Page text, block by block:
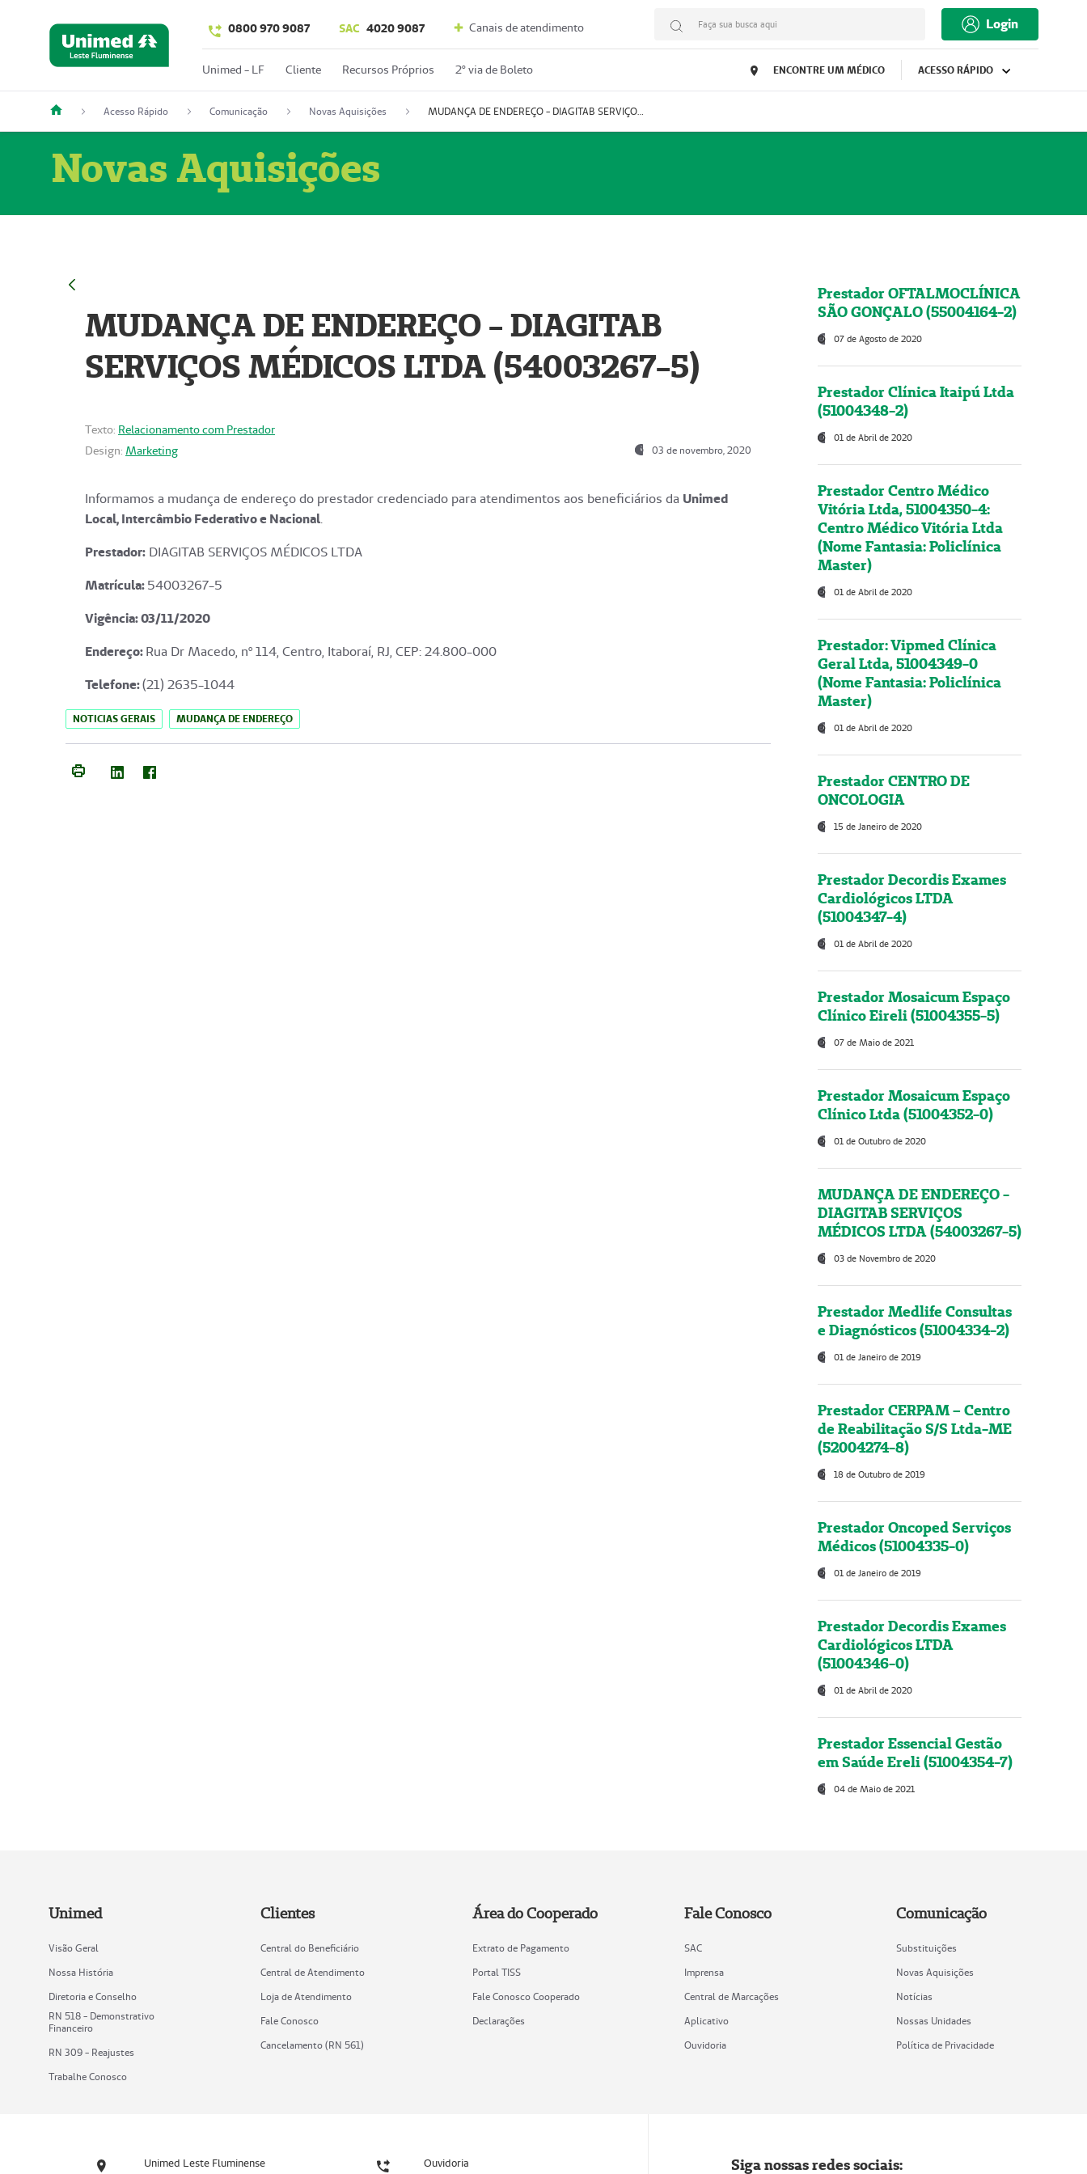
0800 970 9087 SAC 4020 9087 Canais de atendimento Faça sua busca aqui Login
Unimed - LF Cliente Recursos Próprios 2º via de Boleto ENCONTRE UM MÉDICO ACESSO RÁPIDO
Acesso Rápido Comunicação Novas Aquisições MUDANÇA DE ENDEREÇO - DIAGITAB SERVIÇOS MÉDICOS LTDA (54003267-5)
Novas Aquisições
MUDANÇA DE ENDEREÇO - DIAGITAB
SERVIÇOS MÉDICOS LTDA (54003267-5)
Texto: Relacionamento com Prestador
Design: Marketing 03 de novembro, 2020
Informamos a mudança de endereço do prestador credenciado para atendimentos aos beneficiários da Unimed
Local, Intercâmbio Federativo e Nacional.
Prestador: DIAGITAB SERVIÇOS MÉDICOS LTDA
Matrícula:54003267-5
Vigência: 03/11/2020
Endereço:Rua Dr Macedo, nº 114, Centro, Itaboraí, RJ, CEP: 24.800-000
Telefone:(21) 2635-1044
NOTICIAS GERAIS MUDANÇA DE ENDEREÇO
Prestador OFTALMOCLÍNICA
SÃO GONÇALO (55004164-2)
07 de Agosto de 2020
Prestador Clínica Itaipú Ltda
(51004348-2)
01 de Abril de 2020
Prestador Centro Médico
Vitória Ltda, 51004350-4:
Centro Médico Vitória Ltda
(Nome Fantasia: Policlínica
Master)
01 de Abril de 2020
Prestador: Vipmed Clínica
Geral Ltda, 51004349-0
(Nome Fantasia: Policlínica
Master)
01 de Abril de 2020
Prestador CENTRO DE
ONCOLOGIA
15 de Janeiro de 2020
Prestador Decordis Exames
Cardiológicos LTDA
(51004347-4)
01 de Abril de 2020
Prestador Mosaicum Espaço
Clínico Eireli (51004355-5)
07 de Maio de 2021
Prestador Mosaicum Espaço
Clínico Ltda (51004352-0)
01 de Outubro de 2020
MUDANÇA DE ENDEREÇO -
DIAGITAB SERVIÇOS
MÉDICOS LTDA (54003267-5)
03 de Novembro de 2020
Prestador Medlife Consultas
e Diagnósticos (51004334-2)
01 de Janeiro de 2019
Prestador CERPAM – Centro
de Reabilitação S/S Ltda-ME
(52004274-8)
18 de Outubro de 2019
Prestador Oncoped Serviços
Médicos (51004335-0)
01 de Janeiro de 2019
Prestador Decordis Exames
Cardiológicos LTDA
(51004346-0)
01 de Abril de 2020
Prestador Essencial Gestão
em Saúde Ereli (51004354-7)
04 de Maio de 2021
Unimed
Visão Geral
Nossa História
Diretoria e Conselho
RN 518 - Demonstrativo
Financeiro
RN 309 - Reajustes
Trabalhe Conosco
Clientes
Central do Beneficiário
Central de Atendimento
Loja de Atendimento
Fale Conosco
Cancelamento (RN 561)
Área do Cooperado
Extrato de Pagamento
Portal TISS
Fale Conosco Cooperado
Declarações
Fale Conosco
SAC
Imprensa
Central de Marcações
Aplicativo
Ouvidoria
Comunicação
Substituições
Novas Aquisições
Notícias
Nossas Unidades
Política de Privacidade
Unimed Leste Fluminense Ouvidoria Siga nossas redes sociais: